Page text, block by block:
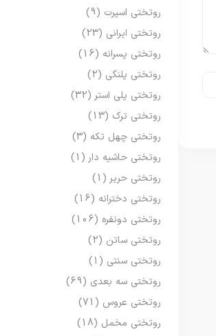
روتختی اسپرت (9)
روتختی ایرانی (23)
روتختی پسرانه (16)
روتختی پلنگی (2)
روتختی پلی استر (32)
روتختی ترک (13)
روتختی چهل تکه (3)
روتختی حاشیه دار (1)
روتختی حریر (1)
روتختی دخترانه (16)
روتختی دونفره (106)
روتختی ساتن (2)
روتختی سنتی (1)
روتختی سه بعدی (69)
روتختی عروس (71)
روتختی مخمل (18)